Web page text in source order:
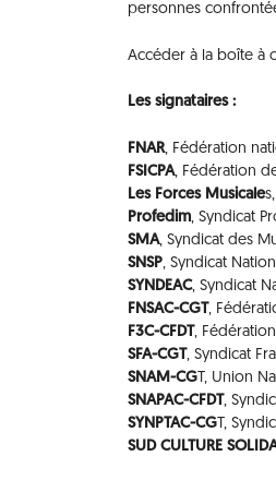
personnes
Accéder à la boîte à
Les signataires :
FNAR, Fédération
FSICPA, Fédération
Les Forces Musicale
Profedim, Syndicat
SMA, Syndicat des
SNSP, Syndicat
SYNDEAC, Syndicat
FNSAC-CGT,
F3C-CFDT,
SFA-CGT, Syndicat
SNAM-CG T, Union
SNAPAC-CFDT,
SYNPTAC-CG T,
SUD CULTURE